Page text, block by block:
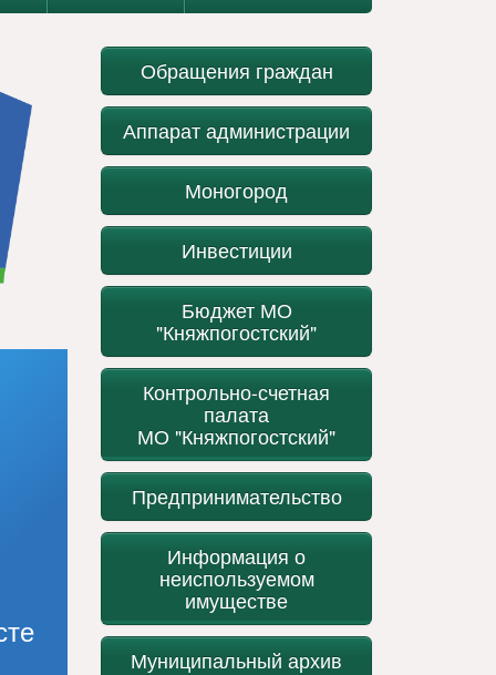
Обращения граждан
Аппарат администрации
Моногород
Инвестиции
Бюджет МО
"Княжпогостский"
Контрольно-счетная
палата
МО "Княжпогостский"
Предпринимательство
Информация о
неиспользуемом
имуществе
Муниципальный архив